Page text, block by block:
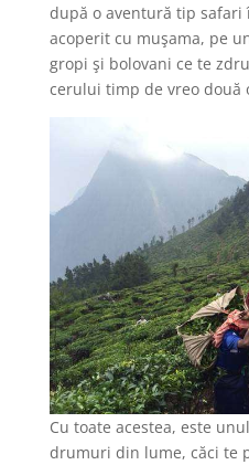
după o aventură tip
acoperit cu muşama, pe
gropi şi bolovani ce te
cerului timp de vreo două
Cu toate acestea, este
drumuri din lume, căci te